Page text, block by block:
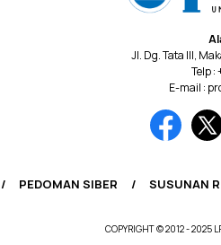
Jl. Dg. Tata III,
Telp :
E-mail :
PEDOMAN SIBER SUSUNAN
COPYRIGHT © 2012 - 2025